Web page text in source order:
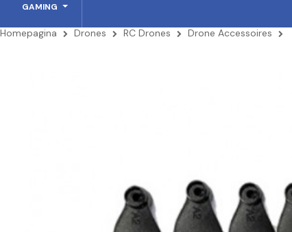
GAMING
Homepagina Drones RC Drones Drone Accessoires